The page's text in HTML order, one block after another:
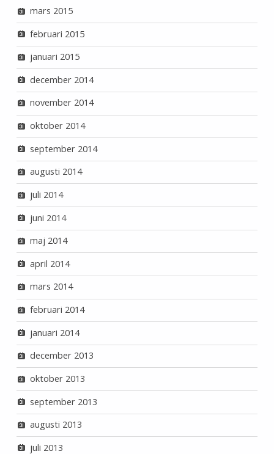
mars 2015
februari 2015
januari 2015
december 2014
november 2014
oktober 2014
september 2014
augusti 2014
juli 2014
juni 2014
maj 2014
april 2014
mars 2014
februari 2014
januari 2014
december 2013
oktober 2013
september 2013
augusti 2013
juli 2013